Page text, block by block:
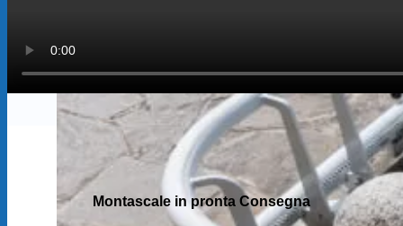
Montascale in pronta Consegna